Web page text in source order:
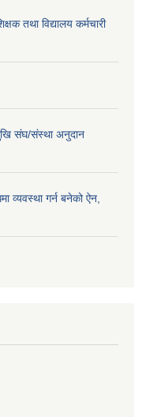
तथा विद्यालय कर्मचारी
संघ/संस्था अनुदान
व्यवस्था गर्न बनेको ऐन,